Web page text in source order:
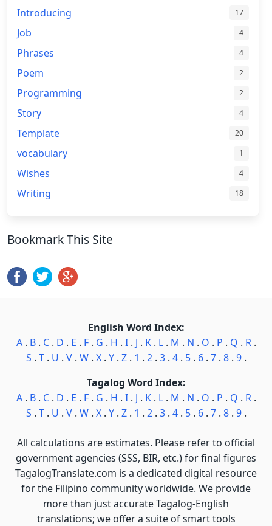
Introducing 17
Job 4
Phrases 4
Poem 2
Programming 2
Story 4
Template 20
vocabulary 1
Wishes 4
Writing 18
Bookmark This Site
English Word Index:
A. B. C. D . E . F. G . H . I. J . K. L. M . N . O . P . Q . R.
S . T. U . V. W. X. Y. Z. 1 . 2. 3. 4. 5. 6. 7. 8. 9.
Tagalog Word Index:
A. B. C. D . E . F. G . H . I. J . K. L. M . N . O . P . Q . R.
S . T. U . V. W. X. Y. Z. 1 . 2. 3. 4. 5. 6. 7. 8. 9.
All calculations are estimates. Please refer to official
government agencies (SSS, BIR, etc.) for final figures
TagalogTranslate.com is a dedicated digital resource
for the Filipino community worldwide. We provide
more than just accurate Tagalog-English
translations; we offer a suite of smart tools